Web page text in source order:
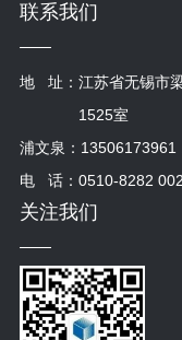
联系我们
地 址： 江苏省无锡市
1525室
浦文泉：
电 话：0510-8282
关注我们